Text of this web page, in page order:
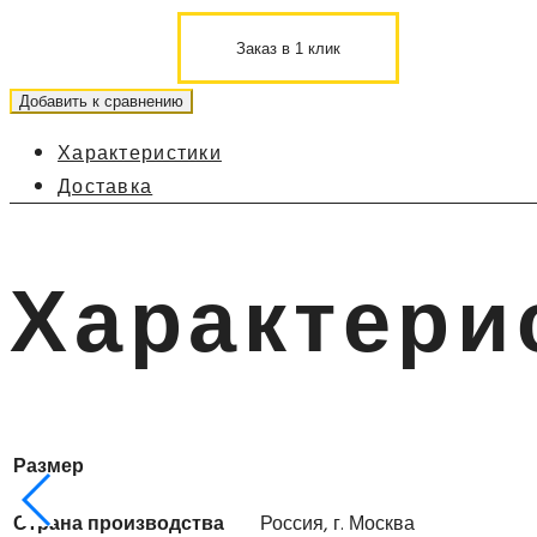
Заказ в 1 клик
Добавить к сравнению
Характеристики
Доставка
Размер
Страна производства
Россия, г. Москва